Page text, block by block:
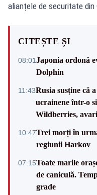
alianțele de securitate din
CITEȘTE ȘI
08:01Japonia ordonă
Dolphin
11:43Rusia susține că
ucrainene într-o
Wildberries,
10:47Trei morți în
regiunii Harkov
07:15Toate marile
de caniculă.
grade